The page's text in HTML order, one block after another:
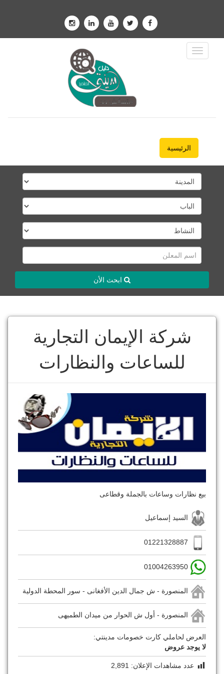
Toggle
Navigation
الرئيسية
ابحث الأن
شركة الإيمان التجارية
للساعات والنظارات
بيع نظارات وساعات بالجملة وقطاعى
السيد إسماعيل
المنصورة - ش جمال الدين الأفغانى - سور المحطة الدولية
المنصورة - أول ش الحوار من ميدان الطميهى
العرض لحاملي كارت خصومات مدينتي:
لا يوجد عروض
عدد مشاهدات الإعلان: 2,891